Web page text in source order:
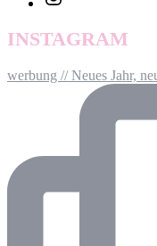
INSTAGRAM
werbung // Neues Jahr,